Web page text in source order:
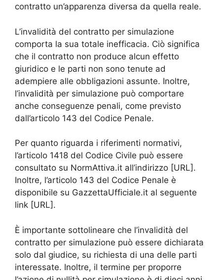
contratto un’apparenza diversa da quella reale.
L’invalidità del contratto per simulazione
comporta la sua totale inefficacia. Ciò significa
che il contratto non produce alcun effetto
giuridico e le parti non sono tenute ad
adempiere alle obbligazioni assunte. Inoltre,
l’invalidità per simulazione può comportare
anche conseguenze penali, come previsto
dall’articolo 143 del Codice Penale.
Per quanto riguarda i riferimenti normativi,
l’articolo 1418 del Codice Civile può essere
consultato su NormAttiva.it all’indirizzo [URL].
Inoltre, l’articolo 143 del Codice Penale è
disponibile su GazzettaUfficiale.it al seguente
link [URL].
È importante sottolineare che l’invalidità del
contratto per simulazione può essere dichiarata
solo dal giudice, su richiesta di una delle parti
interessate. Inoltre, il termine per proporre